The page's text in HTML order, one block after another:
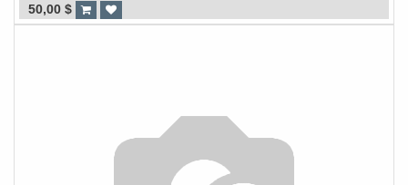
50,00 $